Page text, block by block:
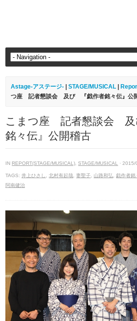
Astage-アステージ- |STAGE/MUSICAL
つ座 記者懇談会 及び 『戯作者銘々伝』公
こまつ座 記者懇談会
銘々伝』公開稽古
IN REPORT(STAGE/MUSICAL) ,STAGE/MUSICAL · 2015/
TAGS:井上ひさし ,北村有起哉 ,妻聖子 山路和弘 ,戯作者銘
阿南健治